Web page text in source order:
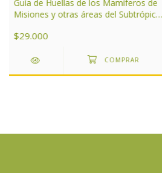
Guía de Huellas de los Mamíferos de
Misiones y otras áreas del Subtrópico
$29.000